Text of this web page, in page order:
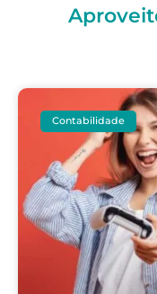
Contabilidade